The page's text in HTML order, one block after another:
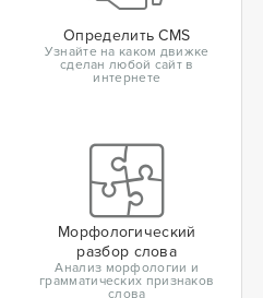
Определить CMS
Узнайте на каком движке
сделан любой сайт в
интернете
Морфологический
разбор слова
Анализ морфологии и
грамматических признаков
слова